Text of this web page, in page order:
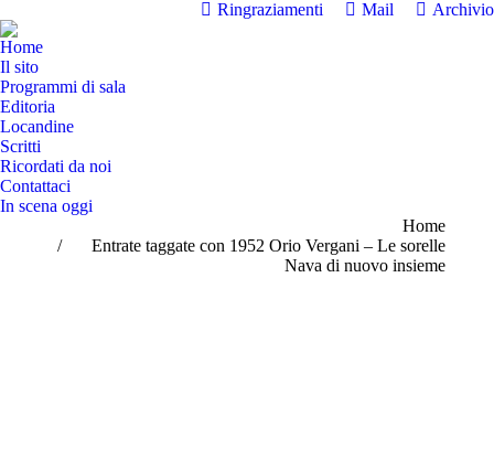
Ringraziamenti Mail
Archivio
Home
Il sito
Programmi di sala
Editoria
Locandine
Scritti
Ricordati da noi
Contattaci
In scena oggi
Home
Entrate taggate con 1952 Orio Vergani – Le sorelle
Nava di nuovo insieme